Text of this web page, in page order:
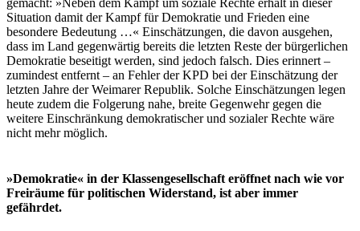
gemacht: »Neben dem Kampf um soziale Rechte erhält in dieser
Situation damit der Kampf für Demokratie und Frieden eine
besondere Bedeutung …« Einschätzungen, die davon ausgehen,
dass im Land gegenwärtig bereits die letzten Reste der bürgerlichen
Demokratie beseitigt werden, sind jedoch falsch. Dies erinnert –
zumindest entfernt – an Fehler der KPD bei der Einschätzung der
letzten Jahre der Weimarer Republik. Solche Einschätzungen legen
heute zudem die Folgerung nahe, breite Gegenwehr gegen die
weitere Einschränkung demokratischer und sozialer Rechte wäre
nicht mehr möglich.
»Demokratie« in der Klassengesellschaft eröffnet nach wie vor
Freiräume für politischen Widerstand, ist aber immer
gefährdet.